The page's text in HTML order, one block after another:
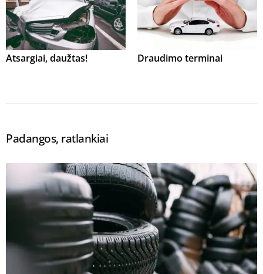
Atsargiai, daužtas! Draudimo terminai
Padangos, ratlankiai